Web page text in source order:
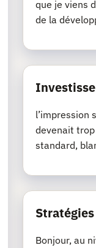
que je viens
de la
l’impression
devenait trop
standard,
Bonjour, au